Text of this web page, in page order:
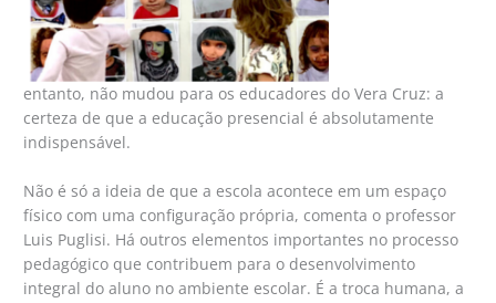
entanto, não mudou para os educadores do Vera Cruz: a
certeza de que a educação presencial é absolutamente
indispensável.
Não é só a ideia de que a escola acontece em um espaço
físico com uma configuração própria, comenta o professor
Luis Puglisi. Há outros elementos importantes no processo
pedagógico que contribuem para o desenvolvimento
integral do aluno no ambiente escolar. É a troca humana, a